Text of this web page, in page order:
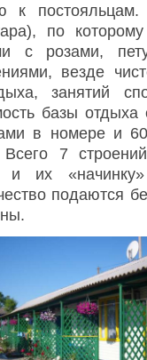
к постояльцам.
по
с розами,
везде
занятий
базы отдыха
в номере и
Всего 7
и их
подаются